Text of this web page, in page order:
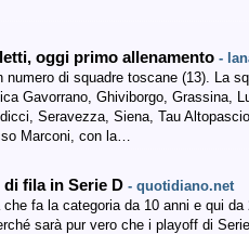
oggi primo allenamento -
numero di squadre toscane (13). La
Gavorrano, Ghiviborgo, Grassina,
Seravezza, Siena, Tau
Marconi, con la…
di fila in Serie D - quotidiano.net
fa la categoria da 10 anni e qui
sarà pur vero che i playoff di